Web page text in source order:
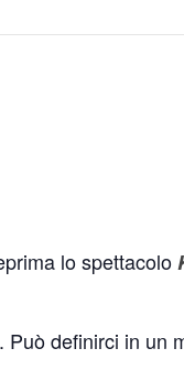
lo spettacolo
definirci in un